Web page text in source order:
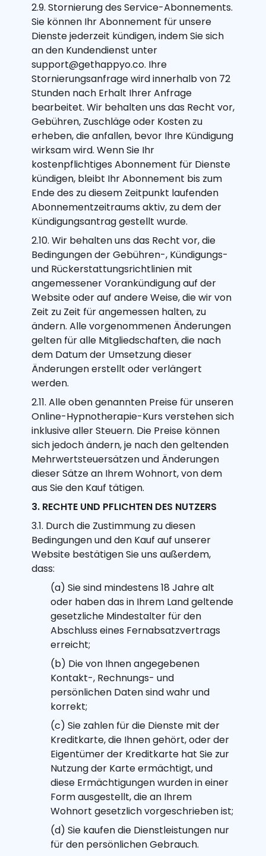
2.9. Stornierung des Service-Abonnements.
Sie können Ihr Abonnement für unsere
Dienste jederzeit kündigen, indem Sie sich
an den Kundendienst unter
support@gethappyo.co. Ihre
Stornierungsanfrage wird innerhalb von 72
Stunden nach Erhalt Ihrer Anfrage
bearbeitet. Wir behalten uns das Recht vor,
Gebühren, Zuschläge oder Kosten zu
erheben, die anfallen, bevor Ihre Kündigung
wirksam wird. Wenn Sie Ihr
kostenpflichtiges Abonnement für Dienste
kündigen, bleibt Ihr Abonnement bis zum
Ende des zu diesem Zeitpunkt laufenden
Abonnementzeitraums aktiv, zu dem der
Kündigungsantrag gestellt wurde.
2.10. Wir behalten uns das Recht vor, die
Bedingungen der Gebühren-, Kündigungs-
und Rückerstattungsrichtlinien mit
angemessener Vorankündigung auf der
Website oder auf andere Weise, die wir von
Zeit zu Zeit für angemessen halten, zu
ändern. Alle vorgenommenen Änderungen
gelten für alle Mitgliedschaften, die nach
dem Datum der Umsetzung dieser
Änderungen erstellt oder verlängert
werden.
2.11. Alle oben genannten Preise für unseren
Online-Hypnotherapie-Kurs verstehen sich
inklusive aller Steuern. Die Preise können
sich jedoch ändern, je nach den geltenden
Mehrwertsteuersätzen und Änderungen
dieser Sätze an Ihrem Wohnort, von dem
aus Sie den Kauf tätigen.
3. RECHTE UND PFLICHTEN DES NUTZERS
3.1. Durch die Zustimmung zu diesen
Bedingungen und den Kauf auf unserer
Website bestätigen Sie uns außerdem,
dass:
(a) Sie sind mindestens 18 Jahre alt
oder haben das in Ihrem Land geltende
gesetzliche Mindestalter für den
Abschluss eines Fernabsatzvertrags
erreicht;
(b) Die von Ihnen angegebenen
Kontakt-, Rechnungs- und
persönlichen Daten sind wahr und
korrekt;
(c) Sie zahlen für die Dienste mit der
Kreditkarte, die Ihnen gehört, oder der
Eigentümer der Kreditkarte hat Sie zur
Nutzung der Karte ermächtigt, und
diese Ermächtigungen wurden in einer
Form ausgestellt, die an Ihrem
Wohnort gesetzlich vorgeschrieben ist;
(d) Sie kaufen die Dienstleistungen nur
für den persönlichen Gebrauch.